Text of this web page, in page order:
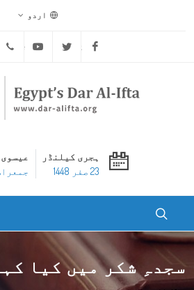
اردو
Facebook
Twitter
ہجری کیلنڈر
23 صفر 1448
جمعرات, 06 اگست
سجدہِ شکر میں کیا